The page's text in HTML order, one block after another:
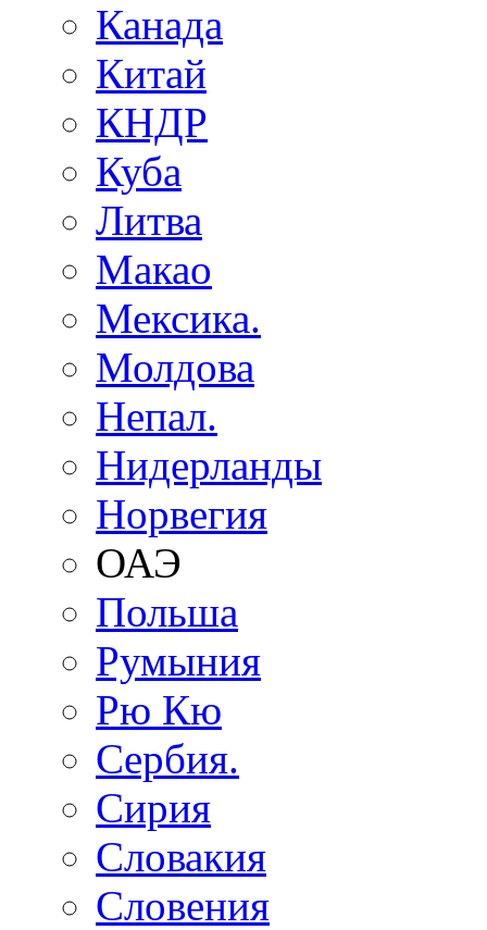
Канада
Китай
КНДР
Куба
Литва
Макао
Мексика.
Молдова
Непал.
Нидерланды
Норвегия
ОАЭ
Польша
Румыния
Рю Кю
Сербия.
Сирия
Словакия
Словения